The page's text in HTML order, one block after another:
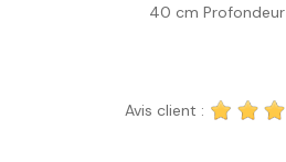
40 cm
Avis client :